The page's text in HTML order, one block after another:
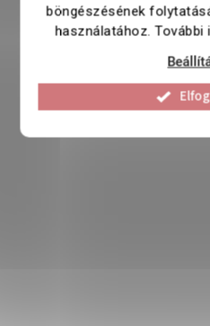
böngészésének
használatához.